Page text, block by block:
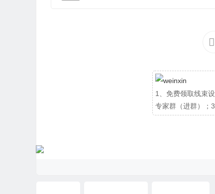
1、免费领取线束
专家群（进群）；